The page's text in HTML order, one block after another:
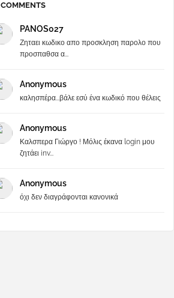
COMMENTS
PANOS027
Ζηταει κωδικο απο προσκληση παρολο που
προσπαθσα α...
Anonymous
καλησπέρα...βάλε εσύ ένα κωδικό που θέλεις
Anonymous
Καλσπερα Γιώργο ! Μόλις έκανα login μου
ζητάει inv...
Anonymous
όχι δεν διαγράφονται κανονικά